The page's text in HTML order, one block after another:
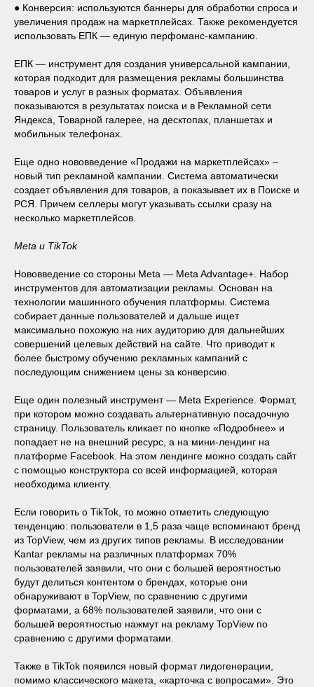
● Конверсия: используются баннеры для обработки спроса и
увеличения продаж на маркетплейсах. Также рекомендуется
использовать ЕПК — единую перфоманс-кампанию.
ЕПК — инструмент для создания универсальной кампании,
которая подходит для размещения рекламы большинства
товаров и услуг в разных форматах. Объявления
показываются в результатах поиска и в Рекламной сети
Яндекса, Товарной галерее, на десктопах, планшетах и
мобильных телефонах.
Еще одно нововведение «Продажи на маркетплейсах» –
новый тип рекламной кампании. Система автоматически
создает объявления для товаров, а показывает их в Поиске и
РСЯ. Причем селлеры могут указывать ссылки сразу на
несколько маркетплейсов.
Meta и TikTok
Нововведение со стороны Meta — Meta Advantage+. Набор
инструментов для автоматизации рекламы. Основан на
технологии машинного обучения платформы. Система
собирает данные пользователей и дальше ищет
максимально похожую на них аудиторию для дальнейших
совершений целевых действий на сайте. Что приводит к
более быстрому обучению рекламных кампаний с
последующим снижением цены за конверсию.
Еще один полезный инструмент — Meta Experience. Формат,
при котором можно создавать альтернативную посадочную
страницу. Пользователь кликает по кнопке «Подробнее» и
попадает не на внешний ресурс, а на мини-лендинг на
платформе Facebook. На этом лендинге можно создать сайт
с помощью конструктора со всей информацией, которая
необходима клиенту.
Если говорить о TikTok, то можно отметить следующую
тенденцию: пользователи в 1,5 раза чаще вспоминают бренд
из TopView, чем из других типов рекламы. В исследовании
Kantar рекламы на различных платформах 70%
пользователей заявили, что они с большей вероятностью
будут делиться контентом о брендах, которые они
обнаруживают в TopView, по сравнению с другими
форматами, а 68% пользователей заявили, что они с
большей вероятностью нажмут на рекламу TopView по
сравнению с другими форматами.
Также в TikTok появился новый формат лидогенерации,
помимо классического макета, «карточка с вопросами». Это